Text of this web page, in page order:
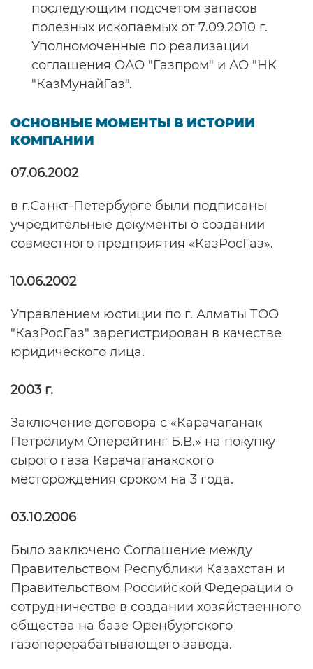
последующим подсчетом запасов
полезных ископаемых от 7.09.2010 г.
Уполномоченные по реализации
соглашения ОАО "Газпром" и АО "НК
"КазМунайГаз".
ОСНОВНЫЕ МОМЕНТЫ В ИСТОРИИ
КОМПАНИИ
07.06.2002
в г.Санкт-Петербурге были подписаны
учредительные документы о создании
совместного предприятия «КазРосГаз».
10.06.2002
Управлением юстиции по г. Алматы ТОО
"КазРосГаз" зарегистрирован в качестве
юридического лица.
2003 г.
Заключение договора с «Карачаганак
Петролиум Оперейтинг Б.В.» на покупку
сырого газа Карачаганакского
месторождения сроком на 3 года.
03.10.2006
Было заключено Соглашение между
Правительством Республики Казахстан и
Правительством Российской Федерации о
сотрудничестве в создании хозяйственного
общества на базе Оренбургского
газоперерабатывающего завода.